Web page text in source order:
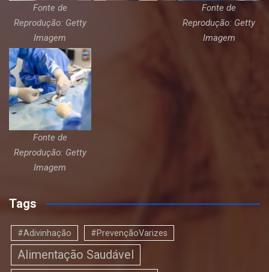
Fonte de
Reprodução: Getty
Imagem
Fonte de
Reprodução: Getty
Imagem
Fonte de
Reprodução: Getty
Imagem
Tags
#Adivinhação #PrevençãoVarizes
Alimentação Saudável